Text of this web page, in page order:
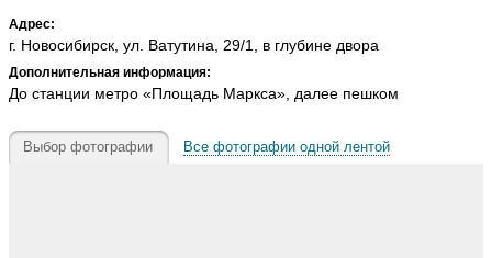
Адрес:
г. Новосибирск, ул. Ватутина, 29/1, в глубине двора
Дополнительная информация:
До станции метро «Площадь Маркса», далее пешком
Выбор фотографии Все фотографии одной лентой